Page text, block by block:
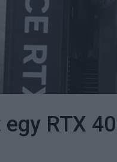
RTX